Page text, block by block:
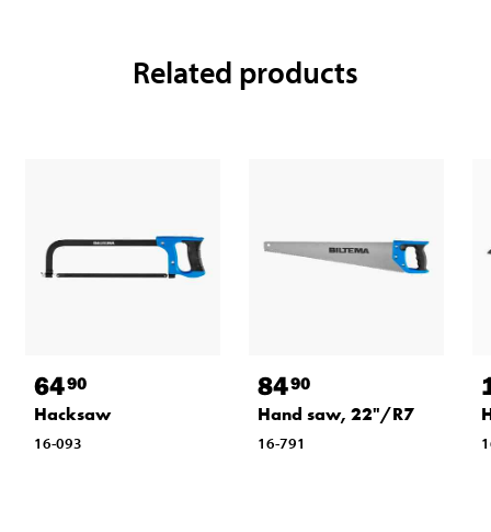
Related products
6490
Hacksaw
16-093
8490
Hand saw, 22"/R7
16-791